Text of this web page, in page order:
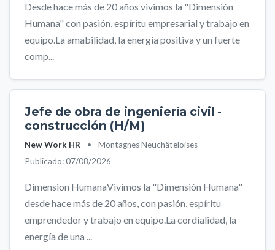
Desde hace más de 20 años vivimos la "Dimensión
Humana" con pasión, espíritu empresarial y trabajo en
equipo.La amabilidad, la energía positiva y un fuerte
comp...
Jefe de obra de ingeniería civil -
construcción (H/M)
New Work HR •
Montagnes Neuchâteloises
Publicado: 07/08/2026
Dimension HumanaVivimos la "Dimensión Humana"
desde hace más de 20 años, con pasión, espíritu
emprendedor y trabajo en equipo.La cordialidad, la
energía de una ...